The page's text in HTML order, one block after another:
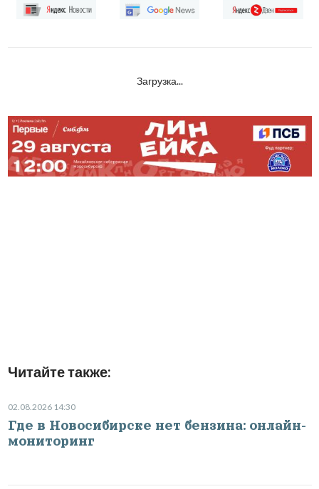
Загрузка...
Читайте также:
02.08.2026 14:30
Где в Новосибирске нет бензина: онлайн-
мониторинг